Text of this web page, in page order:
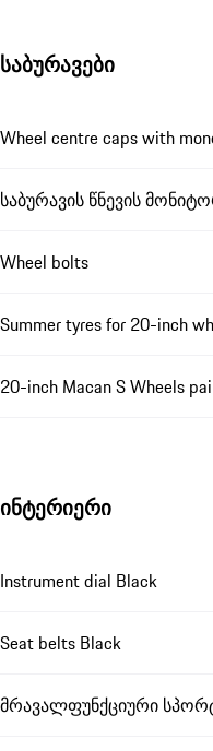
საბურავები
Wheel centre caps with
საბურავის წნევის
Wheel bolts
Summer tyres for 20-inch
20-inch Macan S Wheels
ინტერიერი
Instrument dial Black
Seat belts Black
მრავალფუნქციური